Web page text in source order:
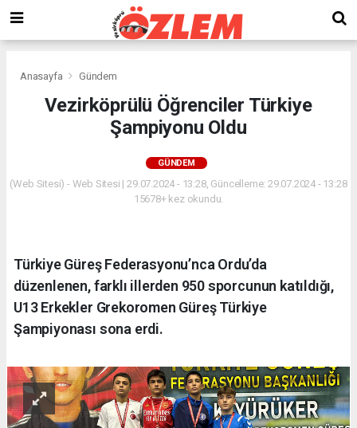
Anasayfa Gündem
Vezirköprülü Öğrenciler Türkiye
Şampiyonu Oldu
GÜNDEM
(Web Sitesi) - Web Sitesi | 29.07.2024 - 13:28, Güncelleme: 29.07.2024 - 13:28
15678+ kez okundu.
Türkiye Güreş Federasyonu’nca Ordu’da
düzenlenen, farklı illerden 950 sporcunun katıldığı,
U13 Erkekler Grekoromen Güreş Türkiye
Şampiyonası sona erdi.